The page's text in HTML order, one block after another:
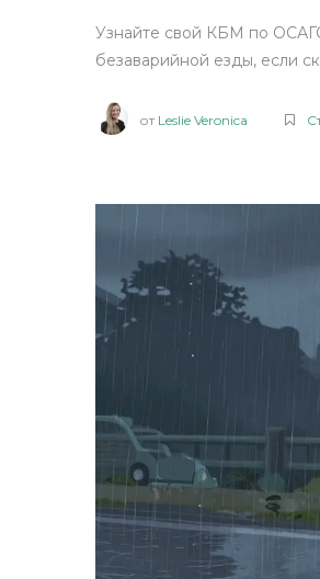
Узнайте свой КБМ по
безаварийной езды, если
от Leslie Veronica